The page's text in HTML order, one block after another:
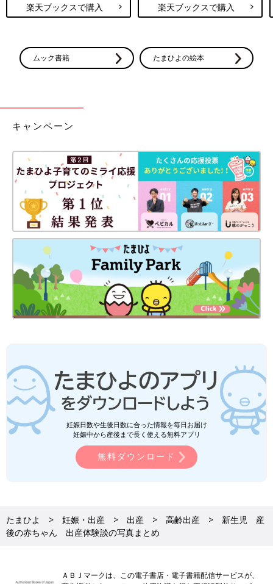
妊娠40週0日。予定日に7時間半の陣痛を経て生まれた赤ちゃん
こんな赤ちゃんが出てきたのか、と変な感覚でしたが、毎日見て
というより、育てながらママになり、親子になっていくのだなと
実感しました。私はたまたま何の問題もなく、出産まで順調でし
たが、それでもとても大変でした。世の中のお母さんはすごい！
水野谷つむぎさんの出産体験談 赤ちゃんの写真
宝物の息子とはおなかのなかで対面してた！エコー写真で出会いからこれまでを振
妊娠39週5日、息子は体重3308ｇ、身長51.5cmでうまれてきま
強くなると同時に、肝も据わっていくようでした。みなさんも怖
がりすぎることなく、ぜひマタニティライフを楽しんで下さい
セイコさんの出産体験談 赤ちゃんの写真
楽天ブックスで購入 楽天ブックスで購入
ムック書籍 たまひよの絵本
キャンペーン
妊娠日数や生後日数に合った情報を毎日お届け
妊娠中から産後まで長く使える無料アプリ
無料ダウンロード
たまひよ 妊娠・出産 出産 高齢出産
新生児 産
後の赤ちゃん 出産体験談の写真まとめ
ＡＢＪマークは、この電子書店・電子書籍配信サービスが、